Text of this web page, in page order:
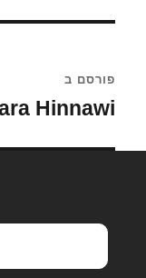
פורסם ב
Hinnawi